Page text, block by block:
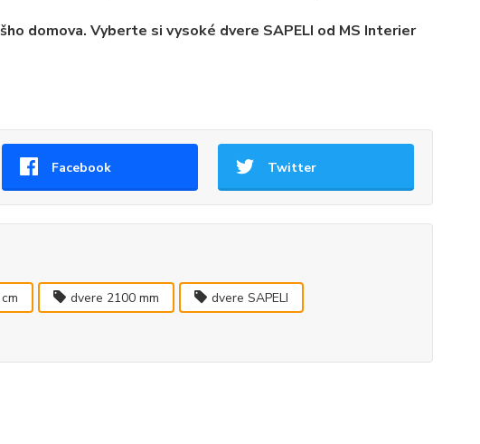
domova. Vyberte si vysoké dvere SAPELI od MS Interier
Facebook Twitter
dvere 2100 mm dvere SAPELI